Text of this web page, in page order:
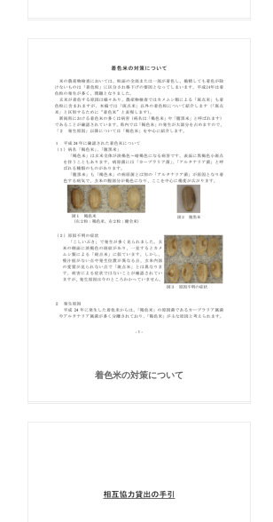
着色米の対策について